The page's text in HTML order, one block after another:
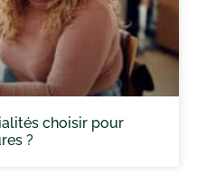
choisir pour
?